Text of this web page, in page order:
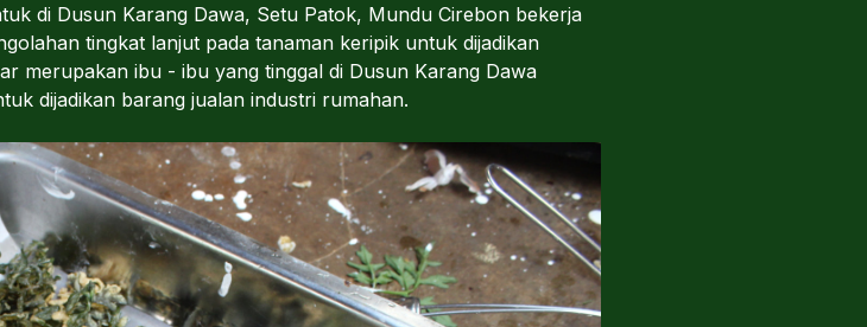
di Dusun Karang Dawa, Setu Patok, Mundu Cirebon bekerja
tingkat lanjut pada tanaman keripik untuk dijadikan
merupakan ibu - ibu yang tinggal di Dusun Karang Dawa
dijadikan barang jualan industri rumahan.